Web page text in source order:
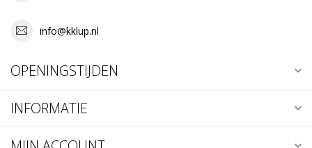
info@kklup.nl
OPENINGSTIJDEN
INFORMATIE